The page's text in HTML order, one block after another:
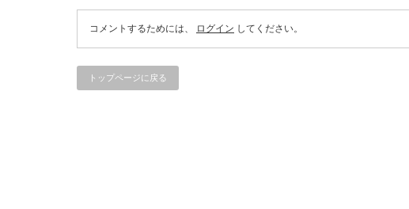
コメントするためには、 ログイン してください。
トップページに戻る